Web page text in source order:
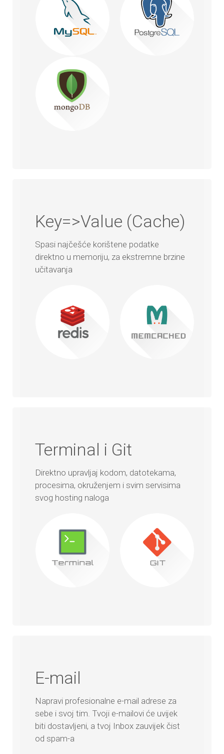
Key=>Value (Cache)
Spasi najčešće korištene podatke
direktno u memoriju, za ekstremne brzine
učitavanja
Terminal i Git
Direktno upravljaj kodom, datotekama,
procesima, okruženjem i svim servisima
svog hosting naloga
E-mail
Napravi profesionalne e-mail adrese za
sebe i svoj tim. Tvoji e-mailovi će uvijek
biti dostavljeni, a tvoj Inbox zauvijek čist
od spam-a